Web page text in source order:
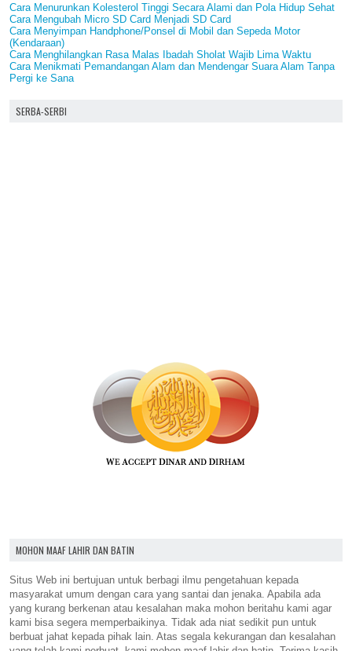
Cara Menurunkan Kolesterol Tinggi Secara Alami dan Pola Hidup Sehat
Cara Mengubah Micro SD Card Menjadi SD Card
Cara Menyimpan Handphone/Ponsel di Mobil dan Sepeda Motor
(Kendaraan)
Cara Menghilangkan Rasa Malas Ibadah Sholat Wajib Lima Waktu
Cara Menikmati Pemandangan Alam dan Mendengar Suara Alam Tanpa
Pergi ke Sana
SERBA-SERBI
MOHON MAAF LAHIR DAN BATIN
Situs Web ini bertujuan untuk berbagi ilmu pengetahuan kepada
masyarakat umum dengan cara yang santai dan jenaka. Apabila ada
yang kurang berkenan atau kesalahan maka mohon beritahu kami agar
kami bisa segera memperbaikinya. Tidak ada niat sedikit pun untuk
berbuat jahat kepada pihak lain. Atas segala kekurangan dan kesalahan